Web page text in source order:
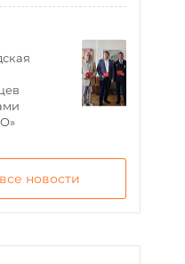
новости